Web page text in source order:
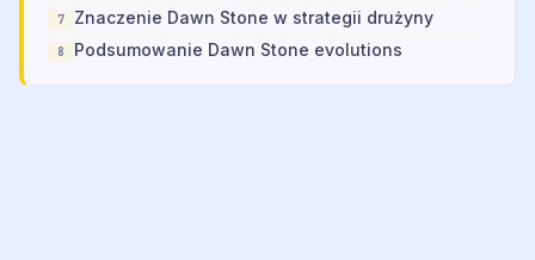
Znaczenie Dawn Stone w strategii drużyny
Podsumowanie Dawn Stone evolutions